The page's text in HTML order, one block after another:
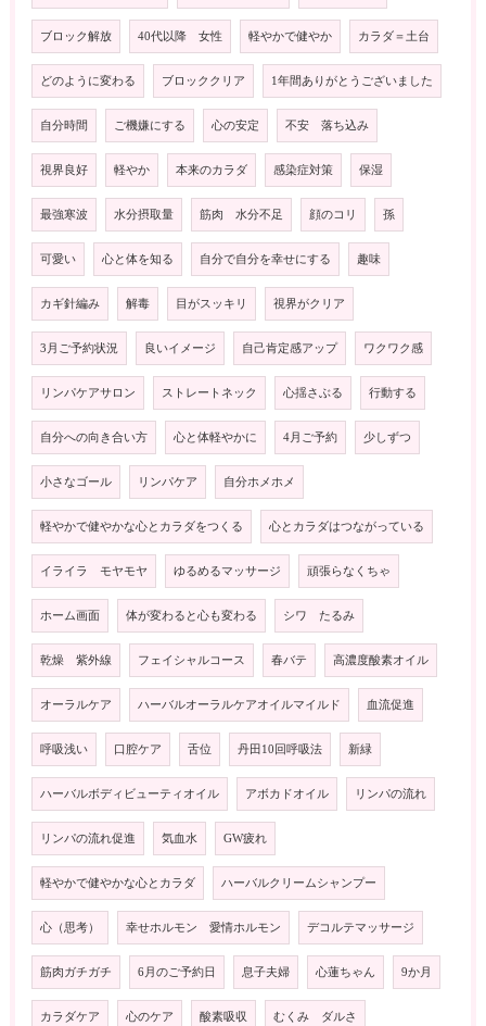
ブロック解放 40代以降 女性 軽やかで健やか カラダ＝土台
どのように変わる ブロッククリア 1年間ありがとうございました
自分時間 ご機嫌にする 心の安定 不安 落ち込み
視界良好 軽やか 本来のカラダ 感染症対策 保湿
最強寒波 水分摂取量 筋肉 水分不足 顔のコリ 孫
可愛い 心と体を知る 自分で自分を幸せにする 趣味
カギ針編み 解毒 目がスッキリ 視界がクリア
3月ご予約状況 良いイメージ 自己肯定感アップ ワクワク感
リンパケアサロン ストレートネック 心揺さぶる 行動する
自分への向き合い方 心と体軽やかに 4月ご予約 少しずつ
小さなゴール リンパケア 自分ホメホメ
軽やかで健やかな心とカラダをつくる 心とカラダはつながっている
イライラ モヤモヤ ゆるめるマッサージ 頑張らなくちゃ
ホーム画面 体が変わると心も変わる シワ たるみ
乾燥 紫外線 フェイシャルコース 春バテ 高濃度酸素オイル
オーラルケア ハーバルオーラルケアオイルマイルド 血流促進
呼吸浅い 口腔ケア 舌位 丹田10回呼吸法 新緑
ハーバルボディビューティオイル アボカドオイル リンパの流れ
リンパの流れ促進 気血水 GW疲れ
軽やかで健やかな心とカラダ ハーバルクリームシャンプー
心（思考） 幸せホルモン 愛情ホルモン デコルテマッサージ
筋肉ガチガチ 6月のご予約日 息子夫婦 心蓮ちゃん 9か月
カラダケア 心のケア 酸素吸収 むくみ ダルさ